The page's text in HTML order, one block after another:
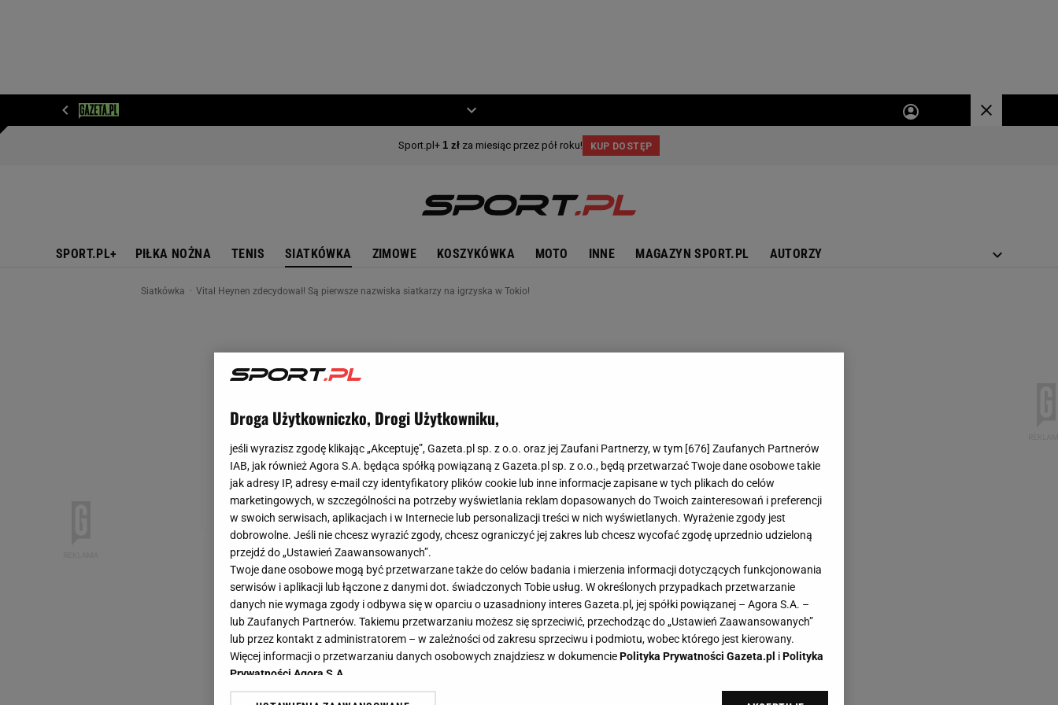
SPORT.PL+ PIŁKA NOŻNA TENIS SIATKÓWKA ZIMOWE KOSZYKÓWKA MOTO INNE MAGAZYN SPORT.PL AUTORZY
Siatkówka Vital Heynen zdecydował! Są pierwsze nazwiska siatkarzy na igrzyska w Tokio!
Droga Użytkowniczko, Drogi Użytkowniku,
jeśli wyrazisz zgodę klikając „Akceptuję”, Gazeta.pl sp. z o.o. oraz jej Zaufani Partnerzy, w tym [676] Zaufanych Partnerów
IAB, jak również Agora S.A. będąca spółką powiązaną z Gazeta.pl sp. z o.o., będą przetwarzać Twoje dane osobowe takie
jak adresy IP, adresy e-mail czy identyfikatory plików cookie lub inne informacje zapisane w tych plikach do celów
marketingowych, w szczególności na potrzeby wyświetlania reklam dopasowanych do Twoich zainteresowań i preferencji
w swoich serwisach, aplikacjach i w Internecie lub personalizacji treści w nich wyświetlanych. Wyrażenie zgody jest
dobrowolne. Jeśli nie chcesz wyrazić zgody, chcesz ograniczyć jej zakres lub chcesz wycofać zgodę uprzednio udzieloną
przejdź do „Ustawień Zaawansowanych”.
Twoje dane osobowe mogą być przetwarzane także do celów badania i mierzenia informacji dotyczących funkcjonowania
serwisów i aplikacji lub łączone z danymi dot. świadczonych Tobie usług. W określonych przypadkach przetwarzanie
danych nie wymaga zgody i odbywa się w oparciu o uzasadniony interes Gazeta.pl, jej spółki powiązanej – Agora S.A. –
lub Zaufanych Partnerów. Takiemu przetwarzaniu możesz się sprzeciwić, przechodząc do „Ustawień Zaawansowanych”
lub przez kontakt z administratorem – w zależności od zakresu sprzeciwu i podmiotu, wobec którego jest kierowany.
Więcej informacji o przetwarzaniu danych osobowych znajdziesz w dokumenciePolityka Prywatności Gazeta.pl iPolityka
Prywatności Agora S.A.